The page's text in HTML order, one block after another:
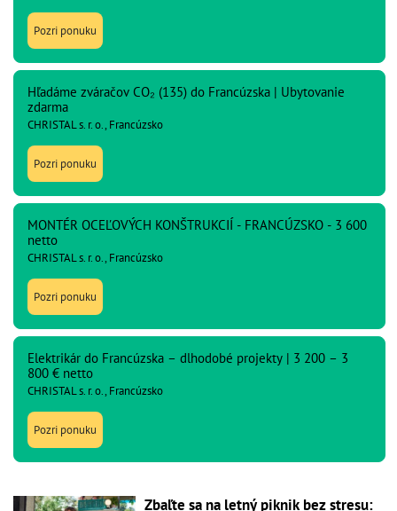
Pozri ponuku
Hľadáme zváračov CO₂ (135) do Francúzska | Ubytovanie
zdarma
CHRISTAL s. r. o., Francúzsko
Pozri ponuku
MONTÉR OCEĽOVÝCH KONŠTRUKCIÍ - FRANCÚZSKO - 3 600
netto
CHRISTAL s. r. o., Francúzsko
Pozri ponuku
Elektrikár do Francúzska – dlhodobé projekty | 3 200 – 3
800 € netto
CHRISTAL s. r. o., Francúzsko
Pozri ponuku
Zbaľte sa na letný piknik bez stresu: